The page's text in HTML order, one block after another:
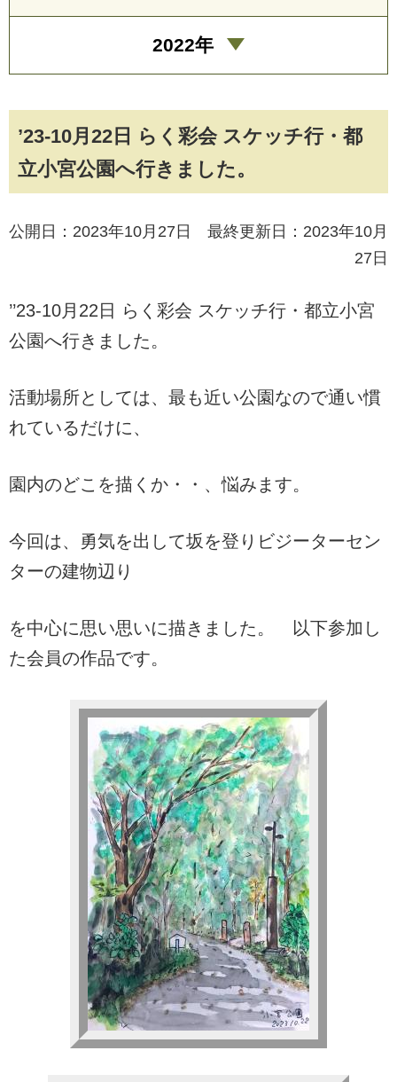
’23-10月22日 らく彩会 スケッチ行・都
立小宮公園へ行きました。
公開日：2023年10月27日 最終更新日：2023年10月
27日
’’23-10月22日 らく彩会 スケッチ行・都立小宮
公園へ行きました。
活動場所としては、最も近い公園なので通い慣
れているだけに、
園内のどこを描くか・・、悩みます。
今回は、勇気を出して坂を登りビジーターセン
ターの建物辺り
を中心に思い思いに描きました。 以下参加し
た会員の作品です。
2022年